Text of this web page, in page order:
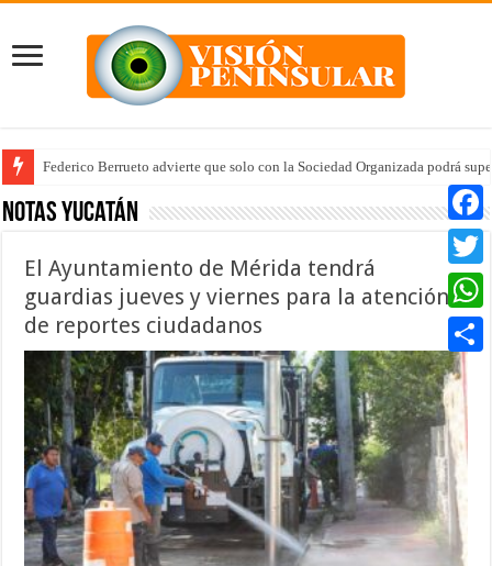
Federico Berrueto advierte que solo con la Sociedad Organizada podrá
Notas Yucatán
El Ayuntamiento de Mérida tendrá
guardias jueves y viernes para la atención
de reportes ciudadanos
Twitter